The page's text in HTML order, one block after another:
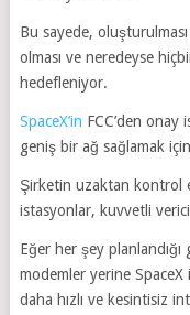
Bu sayede,
olması ve neredeyse
hedefleniyor.
SpaceX’in FCC’den
geniş bir ağ sağlamak
Şirketin uzaktan kontrol
istasyonlar, kuvvetli
Eğer her şey
modemler yerine SpaceX
daha hızlı ve kesintisiz